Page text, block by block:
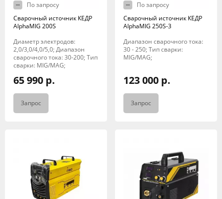
По запросу
Сварочный источник КЕДР
AlphaMIG 200S
Диаметр электродов:
2,0/3,0/4,0/5,0; Диапазон
сварочного тока: 30-200; Тип
сварки: MIG/MAG;
65 990 р.
Запрос
По запросу
Сварочный источник КЕДР
AlphaMIG 250S-3
Диапазон сварочного тока:
30 - 250; Тип сварки:
MIG/MAG;
123 000 р.
Запрос